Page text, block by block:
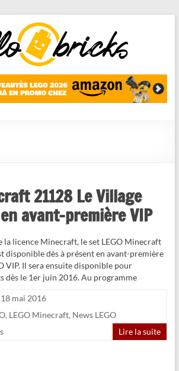
21128 Le Village
avant-première VIP
la licence Minecraft, le set LEGO Minecraft
disponible dès à présent en avant-première
VIP. Il sera ensuite disponible pour
dès le 1er juin 2016. Au programme
18 mai 2016
, LEGO Minecraft, News LEGO
Lire la suite